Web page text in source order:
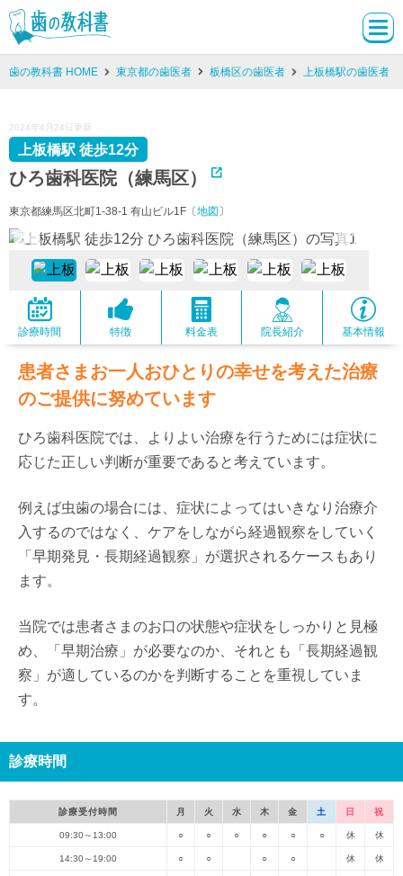
歯の教科書 HOME 東京都の歯医者 板橋区の歯医者 上板橋駅の歯医者
2024年4月24日更新
ひろ歯科医院（練馬区）
上板橋駅 徒歩12分
東京都練馬区北町1-38-1 有山ビル1F〔地図 〕
診療時間 特徴 料金表 院長紹介 基本情報
患者さまお一人おひとりの幸せを考えた治療
のご提供に努めています
ひろ歯科医院では、よりよい治療を行うためには症状に
応じた正しい判断が重要であると考えています。
例えば虫歯の場合には、症状によってはいきなり治療介
入するのではなく、ケアをしながら経過観察をしていく
「早期発見・長期経過観察」が選択されるケースもあり
ます。
当院では患者さまのお口の状態や症状をしっかりと見極
め、「早期治療」が必要なのか、それとも「長期経過観
察」が適しているのかを判断することを重視していま
す。
診療時間
診療受付時間 月 火 水 木 金 土 日 祝
09:30～13:00 ○ ○ ○ ○ ○ ○ 休 休
14:30～19:00 ○ ○ ○ ○ 休 休